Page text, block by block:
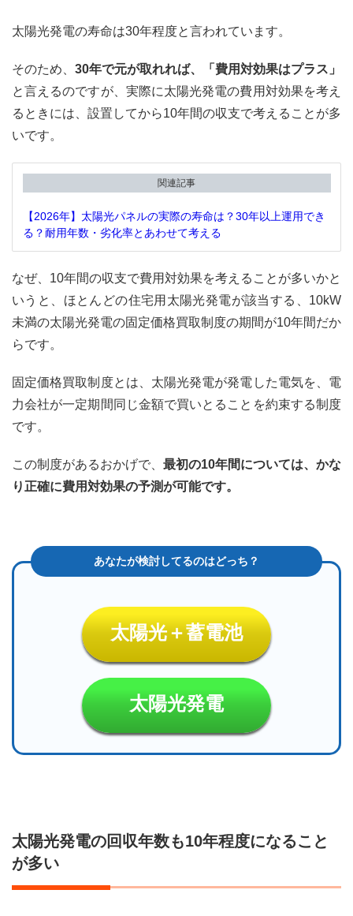
太陽光発電の寿命は30年程度と言われています。
そのため、 30年で元が取れれば、「費用対効果はプラス」
と言えるのですが、実際に太陽光発電の費用対効果を考え
るときには、設置してから10年間の収支で考えることが多
いです。
関連記事
【2026年】太陽光パネルの実際の寿命は？30年以上運用でき
る？耐用年数・劣化率とあわせて考える
なぜ、10年間の収支で費用対効果を考えることが多いかと
いうと、ほとんどの住宅用太陽光発電が該当する、10kW
未満の太陽光発電の固定価格買取制度の期間が10年間だか
らです。
固定価格買取制度とは、太陽光発電が発電した電気を、電
力会社が一定期間同じ金額で買いとることを約束する制度
です。
この制度があるおかげで、 最初の10年間については、かな
り正確に費用対効果の予測が可能です。
太陽光＋蓄電池
太陽光発電
太陽光発電の回収年数も10年程度になること
が多い